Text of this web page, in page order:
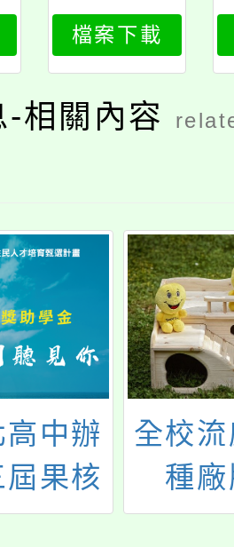
151_attach
1
檔案下載
相關內容
中辦
果核
原住民
全校
種